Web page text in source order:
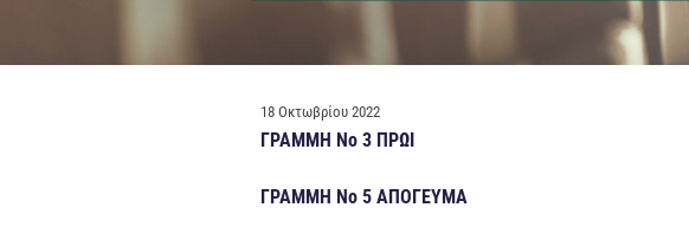
ΔΗΜΟΣΙΕΎΤΗΚΕ
ΣΤΙΣ
18 Οκτωβρίου 2022
ΓΡΑΜΜΗ Νο 3 ΠΡΩΙ
ΓΡΑΜΜΗ Νο 5 ΑΠΟΓΕΥΜΑ